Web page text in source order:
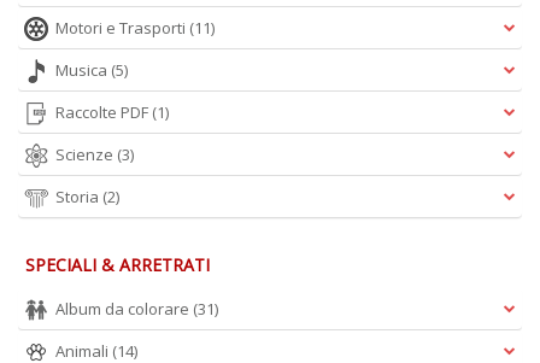
Motori e Trasporti (11)
Musica (5)
Raccolte PDF (1)
Scienze (3)
Storia (2)
SPECIALI & ARRETRATI
Album da colorare (31)
Animali (14)